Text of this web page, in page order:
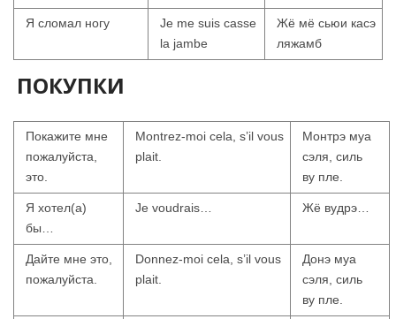
Я сломал ногу
Je me suis casse
la jambe
Жё мё сьюи касэ
ляжамб
ПОКУПКИ
Покажите мне
пожалуйста,
это.
Montrez-moi cela, s’il vous
plait.
Монтрэ муа
сэля, силь
ву пле.
Я хотел(а)
бы…
Je voudrais… Жё вудрэ…
Дайте мне это,
пожалуйста.
Donnez-moi cela, s’il vous
plait.
Донэ муа
сэля, силь
ву пле.